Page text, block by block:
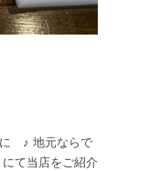
♪ 地元ならで
て当店をご紹介